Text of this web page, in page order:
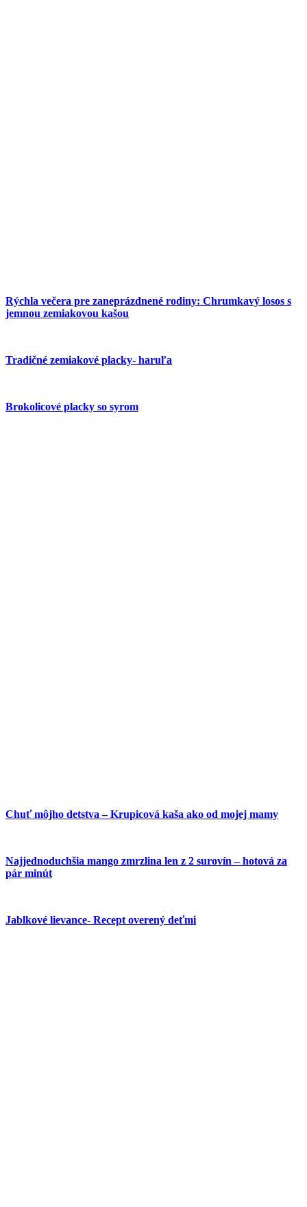
Rýchla večera pre zaneprázdnené rodiny: Chrumkavý losos s
jemnou zemiakovou kašou
Tradičné zemiakové placky- haruľa
Brokolicové placky so syrom
Chuť môjho detstva – Krupicová kaša ako od mojej mamy
Najjednoduchšia mango zmrzlina len z 2 surovín – hotová za
pár minút
Jablkové lievance- Recept overený deťmi